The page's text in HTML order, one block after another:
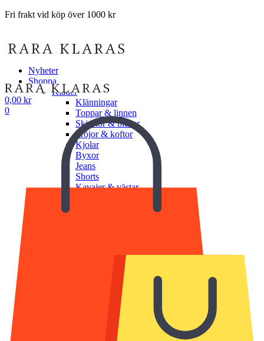
Fri frakt vid köp över 1000 kr
Nyheter
Shoppa
Kläder
Klänningar
Toppar & linnen
Skjortor & blusar
Tröjor & koftor
Kjolar
Byxor
Jeans
Shorts
Kavajer & västar
Underkläder
Strumpor & Strumpbyxor
Halsdukar & scarves
Handskar & vantar
Bälten & skärp
0,00 kr
0